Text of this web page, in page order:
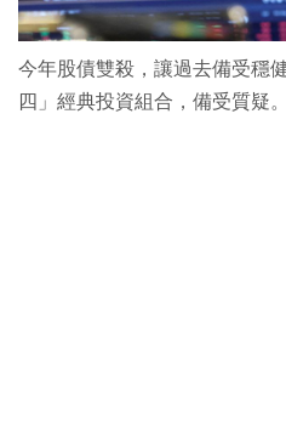
今年股債雙殺，讓過去備受穩
四」經典投資組合，備受質疑。